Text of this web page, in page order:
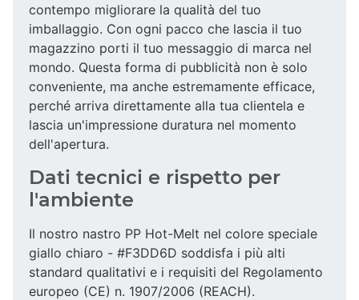
contempo migliorare la qualità del tuo
imballaggio. Con ogni pacco che lascia il tuo
magazzino porti il tuo messaggio di marca nel
mondo. Questa forma di pubblicità non è solo
conveniente, ma anche estremamente efficace,
perché arriva direttamente alla tua clientela e
lascia un'impressione duratura nel momento
dell'apertura.
Dati tecnici e rispetto per
l'ambiente
Il nostro nastro PP Hot-Melt nel colore speciale
giallo chiaro - #F3DD6D soddisfa i più alti
standard qualitativi e i requisiti del Regolamento
europeo (CE) n. 1907/2006 (REACH).